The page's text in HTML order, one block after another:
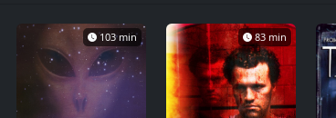
103 min 83 min